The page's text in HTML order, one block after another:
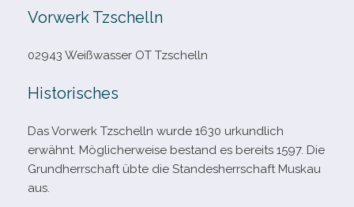
Vorwerk Tzschelln
02943 Weißwasser OT Tzschelln
Historisches
Das Vorwerk Tzschelln wurde 1630 urkund­lich
erwähnt. Möglicherweise bestand es bereits 1597. Die
Grundherrschaft übte die Standesherrschaft Muskau
aus.